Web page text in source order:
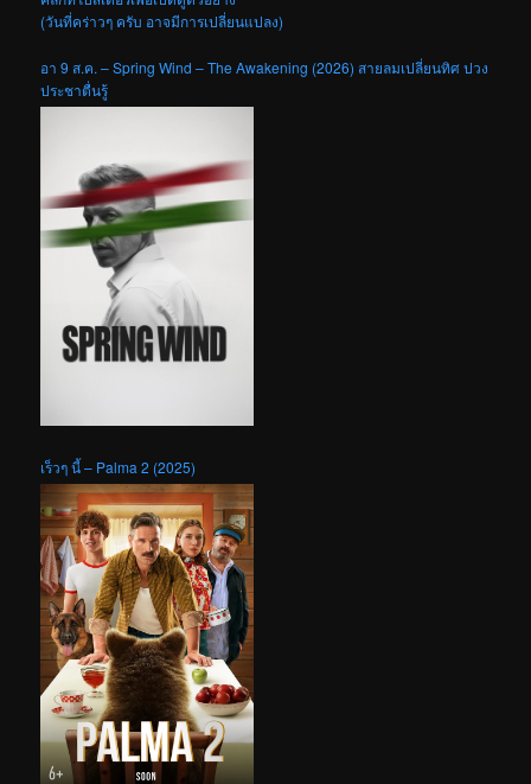
(วันที่คร่าวๆ ครับ อาจมีการเปลี่ยนแปลง)
อา 9 ส.ค. – Spring Wind – The Awakening (2026) สายลมเปลี่ยนทิศ ปวง
ประชาตื่นรู้
เร็วๆ นี้ – Palma 2 (2025)